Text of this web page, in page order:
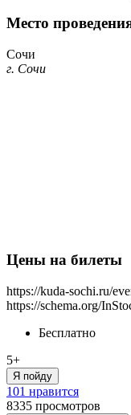
Место
Сочи
г. Сочи
Цены на билеты
https://kuda-sochi.ru/
https://schema.org/
Бесплатно
5+
Я пойду
101 нравится
8335 просмотров